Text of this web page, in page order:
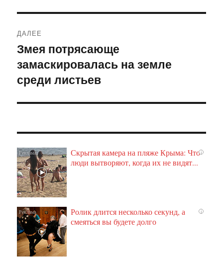
ДАЛЕЕ
Следующая
запись:
Змея потрясающе
замаскировалась на земле
среди листьев
i
Скрытая камера на пляже Крыма: Что
люди вытворяют, когда их не видят...
i
Ролик длится несколько секунд, а
смеяться вы будете долго